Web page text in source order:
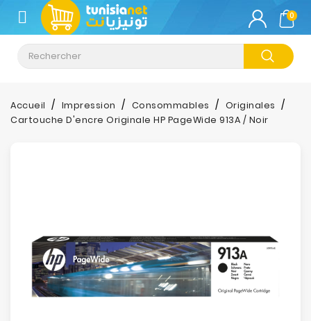
CATÉGORIE
Climatisation
Informatique
TV-
Son-
Photos
0
Accueil Impression Consommables
Originales
Cartouche D'encre Originale HP PageWide 913A / Noir